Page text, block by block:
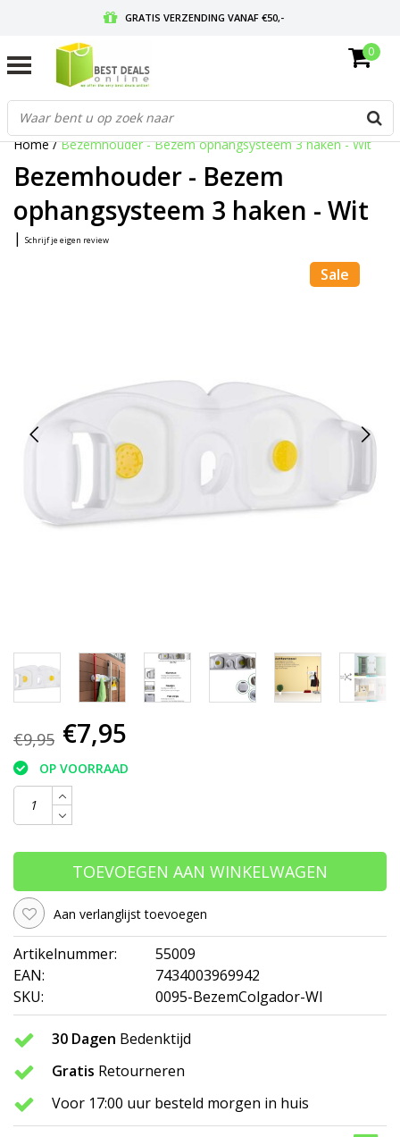
GRATIS VERZENDING VANAF €50,-
GRATIS RETOURNEREN EN 30 DAGEN BEDENKTIJD
0
Home/Bezemhouder - Bezem ophangsysteem 3 haken - Wit
Bezemhouder - Bezem
ophangsysteem 3 haken - Wit
| Schrijf je eigen review
Sale
€9,95 €7,95
OP VOORRAAD
TOEVOEGEN AAN WINKELWAGEN
Aan verlanglijst toevoegen
Artikelnummer:
55009
EAN:
7434003969942
SKU:
0095-BezemColgador-WI
30 Dagen Bedenktijd
Gratis Retourneren
Voor 17:00 uur besteld morgen in huis